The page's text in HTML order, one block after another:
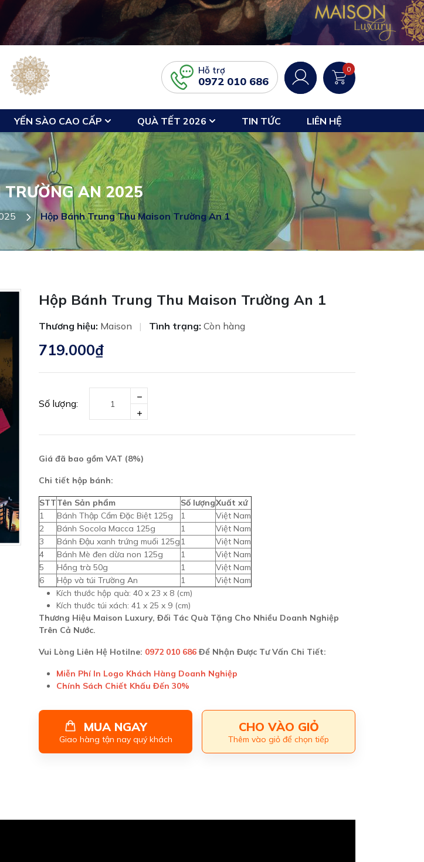
Hỗ trợ
0972 010 686
0
YẾN SÀO CAO CẤP QUÀ TẾT 2026 TIN TỨC LIÊN HỆ
TRƯỜNG AN 2025
Hộp Bánh Trung Thu Maison Trường An 1
Hộp Bánh Trung Thu Maison Trường An 1
Thương hiệu: Maison | Tình trạng: Còn hàng
719.000₫
Số lượng:
Giá đã bao gồm VAT (8%)
Chi tiết hộp bánh:
STTTên Sản phẩm Số lượngXuất xứ
1
Bánh Thập Cẩm Đặc Biệt 125g 1
Việt Nam
2
Bánh Socola Macca 125g 1
Việt Nam
3
Bánh Đậu xanh trứng muối 125g1
Việt Nam
4
Bánh Mè đen dừa non 125g 1
Việt Nam
5
Hồng trà 50g 1
Việt Nam
6
Hộp và túi Trường An 1
Việt Nam
Kích thước hộp quà: 40 x 23 x 8 (cm)
Kích thước túi xách: 41 x 25 x 9 (cm)
Thương Hiệu Maison Luxury, Đối Tác Quà Tặng Cho Nhiều Doanh Nghiệp
Trên Cả Nước.
Vui Lòng Liên Hệ Hotilne: 0972 010 686 Để Nhận Được Tư Vấn Chi Tiết:
Miễn Phí In Logo Khách Hàng Doanh Nghiệp
Chính Sách Chiết Khấu Đến 30%
MUA NGAY
Giao hàng tận nay quý khách
CHO VÀO GIỎ
Thêm vào giỏ để chọn tiếp